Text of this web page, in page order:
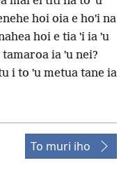
hoi oia e hoˈi na
hoi e tia ˈi ia ˈu
ia ˈu nei?
i to ˈu metua tane ia
To muri iho